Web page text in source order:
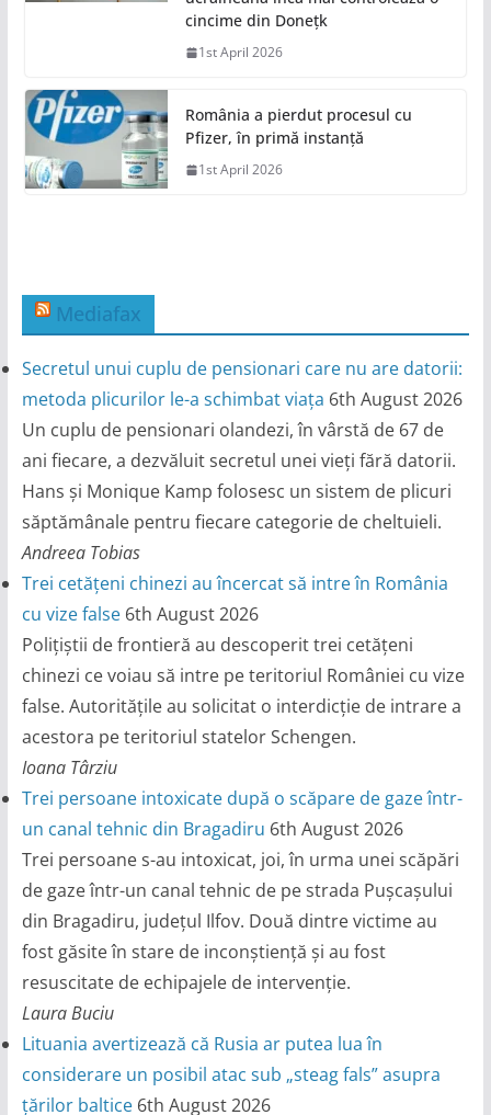
cincime din Donețk
1st April 2026
România a pierdut procesul cu
Pfizer, în primă instanță
1st April 2026
Mediafax
Secretul unui cuplu de pensionari care nu are datorii:
metoda plicurilor le-a schimbat viața 6th August 2026
Un cuplu de pensionari olandezi, în vârstă de 67 de
ani fiecare, a dezvăluit secretul unei vieți fără datorii.
Hans și Monique Kamp folosesc un sistem de plicuri
săptămânale pentru fiecare categorie de cheltuieli.
Andreea Tobias
Trei cetățeni chinezi au încercat să intre în România
cu vize false 6th August 2026
Polițiștii de frontieră au descoperit trei cetățeni
chinezi ce voiau să intre pe teritoriul României cu vize
false. Autoritățile au solicitat o interdicție de intrare a
acestora pe teritoriul statelor Schengen.
Ioana Târziu
Trei persoane intoxicate după o scăpare de gaze într-
un canal tehnic din Bragadiru 6th August 2026
Trei persoane s-au intoxicat, joi, în urma unei scăpări
de gaze într-un canal tehnic de pe strada Pușcașului
din Bragadiru, județul Ilfov. Două dintre victime au
fost găsite în stare de inconștiență și au fost
resuscitate de echipajele de intervenție.
Laura Buciu
Lituania avertizează că Rusia ar putea lua în
considerare un posibil atac sub „steag fals” asupra
țărilor baltice 6th August 2026